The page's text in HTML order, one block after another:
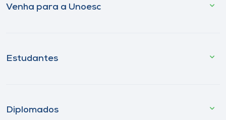
Venha para a Unoesc
Estudantes
Diplomados